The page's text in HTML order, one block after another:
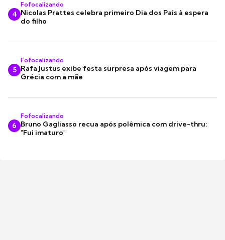
4
Fofocalizando
Nicolas Prattes celebra primeiro Dia dos Pais à espera
do filho
5
Fofocalizando
Rafa Justus exibe festa surpresa após viagem para
Grécia com a mãe
6
Fofocalizando
Bruno Gagliasso recua após polêmica com drive-thru:
"Fui imaturo"